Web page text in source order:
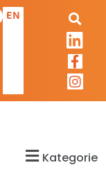
EN
Kategorie